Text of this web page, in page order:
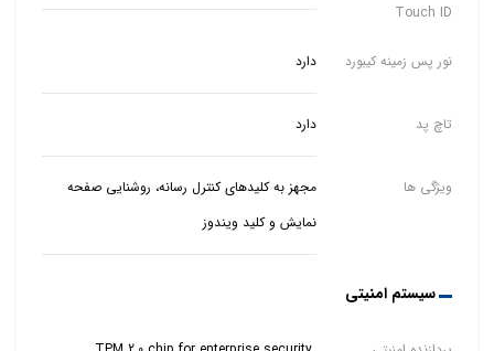
Touch ID
نور پس زمینه کیبورد دارد
تاچ پد دارد
ویژگی ها
مجهز به کلیدهای کنترل رسانه، روشنایی صفحه
نمایش و کلید ویندوز
سیستم امنیتی